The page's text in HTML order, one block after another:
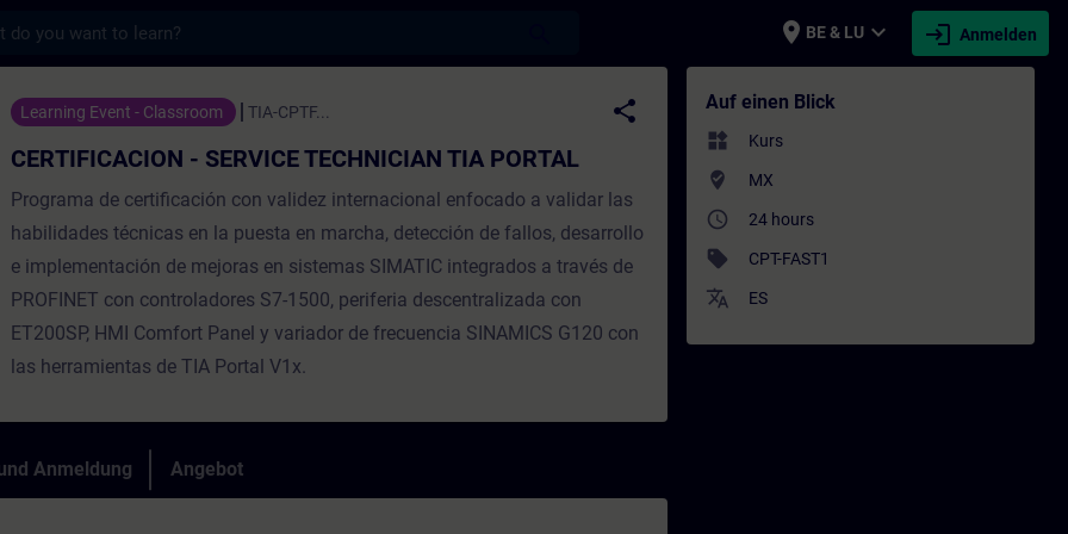
place BE & LU expand_more login Anmelden
- SERVICE TECHNICIAN TIA PORTAL - Training - Schulung - Weiterbildung |
Learning Event - Classroom TIA-CPTF...
share
CERTIFICACION - SERVICE TECHNICIAN TIA PORTAL
Programa de certificación con validez internacional enfocado a validar las
habilidades técnicas en la puesta en marcha, detección de fallos, desarrollo
e implementación de mejoras en sistemas SIMATIC integrados a través de
PROFINET con controladores S7-1500, periferia descentralizada con
ET200SP, HMI Comfort Panel y variador de frecuencia SINAMICS G120 con
las herramientas de TIA Portal V1x.
Anmeldung Angebot
Auf einen Blick
widgets Kurs
where_to_vote MX
access_time 24 hours
sell CPT-FAST1
translate ES